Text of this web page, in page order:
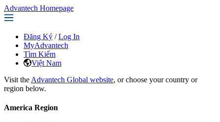
Advantech Homepage
Đăng Ký / Log In
MyAdvantech
Tìm Kiếm
Việt Nam
Visit the Advantech Global website, or choose your country or
region below.
America Region